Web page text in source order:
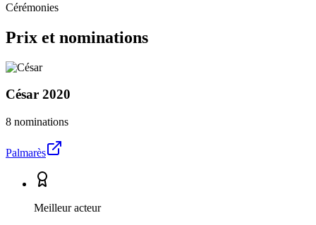
Cérémonies
Prix et nominations
César 2020
8 nominations
Palmarès
Meilleur acteur